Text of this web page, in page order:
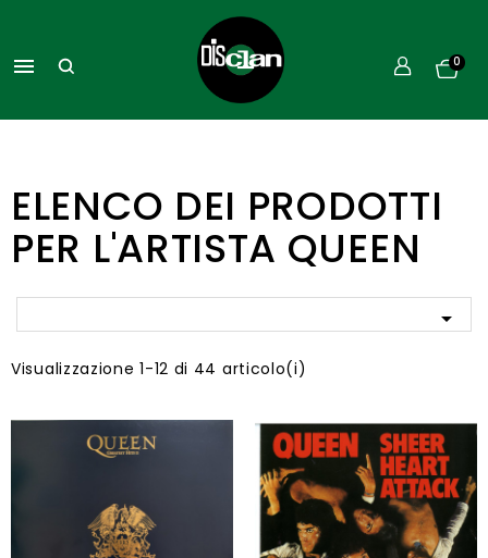
 0
ELENCO DEI PRODOTTI
PER L'ARTISTA QUEEN

Visualizzazione 1-12 di 44 articolo(i)